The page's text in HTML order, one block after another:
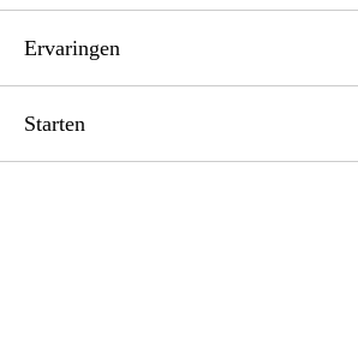
Ervaringen
Starten